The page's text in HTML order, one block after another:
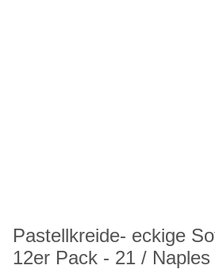
Pastellkreide- eckige
12er Pack - 21 / Naples